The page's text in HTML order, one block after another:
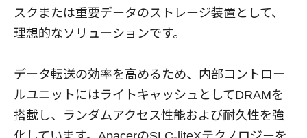
スクまたは重要データのストレージ装置として、
理想的なソリューションです。
データ転送の効率を高めるため、内部コントロー
ルユニットにはライトキャッシュとしてDRAMを
搭載し、ランダムアクセス性能および耐久性を強